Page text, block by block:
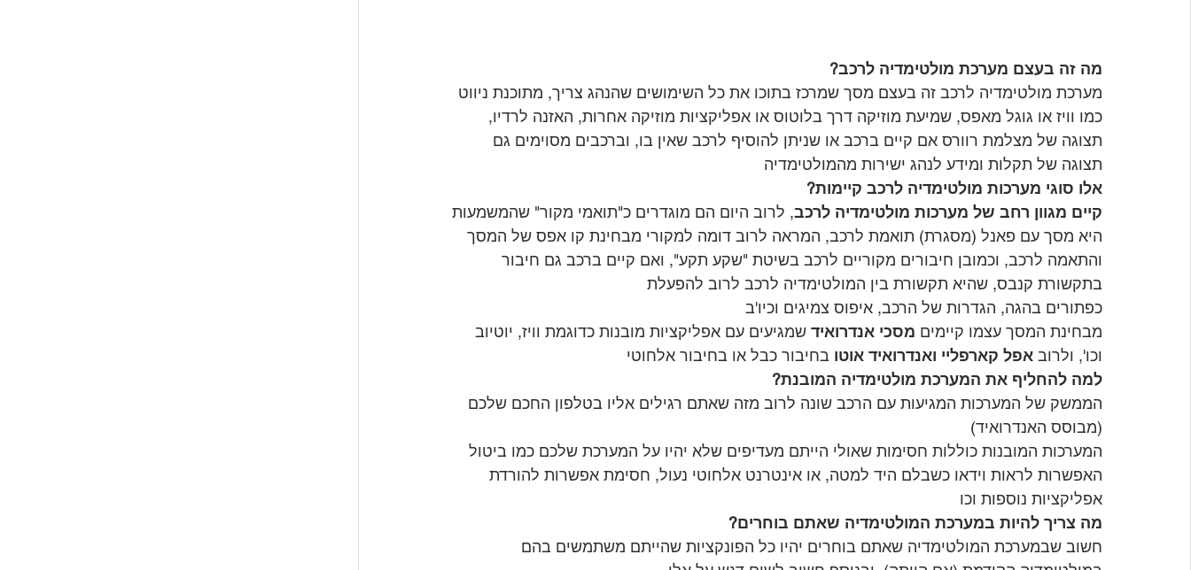
מה זה בעצם מערכת מולטימדיה לרכב?
מערכת מולטימדיה לרכב זה בעצם מסך שמרכז בתוכו את כל השימושים שהנהג צריך, מתוכנת ניווט
כמו וויז או גוגל מאפס, שמיעת מוזיקה דרך בלוטוס או אפליקציות מוזיקה אחרות, האזנה לרדיו,
תצוגה של מצלמת רוורס אם קיים ברכב או שניתן להוסיף לרכב שאין בו, וברכבים מסוימים גם
תצוגה של תקלות ומידע לנהג ישירות מהמולטימדיה
אלו סוגי מערכות מולטימדיה לרכב קיימות?
קיים מגוון רחב של מערכות מולטימדיה לרכב, לרוב היום הם מוגדרים כ"תואמי מקור" שהמשמעות
היא מסך עם פאנל (מסגרת) תואמת לרכב, המראה לרוב דומה למקורי מבחינת קו אפס של המסך
והתאמה לרכב, וכמובן חיבורים מקוריים לרכב בשיטת "שקע תקע", ואם קיים ברכב גם חיבור
בתקשורת קנבס, שהיא תקשורת בין המולטימדיה לרכב לרוב להפעלת
כפתורים בהגה, הגדרות של הרכב, איפוס צמיגים וכיו'ב
מבחינת המסך עצמו קיימים מסכי אנדרואיד שמגיעים עם אפליקציות מובנות כדוגמת וויז, יוטיוב
וכו', ולרוב אפל קארפליי ואנדרואיד אוטו בחיבור כבל או בחיבור אלחוטי
למה להחליף את המערכת מולטימדיה המובנת?
הממשק של המערכות המגיעות עם הרכב שונה לרוב מזה שאתם רגילים אליו בטלפון החכם שלכם
(מבוסס האנדרואיד)
המערכות המובנות כוללות חסימות שאולי הייתם מעדיפים שלא יהיו על המערכת שלכם כמו ביטול
האפשרות לראות וידאו כשבלם היד למטה, או אינטרנט אלחוטי נעול, חסימת אפשרות להורדת
אפליקציות נוספות וכו
מה צריך להיות במערכת המולטימדיה שאתם בוחרים?
חשוב שבמערכת המולטימדיה שאתם בוחרים יהיו כל הפונקציות שהייתם משתמשים בהם